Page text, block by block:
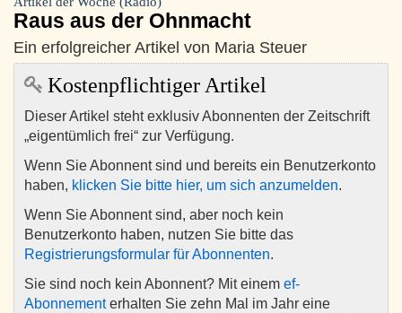
Raus aus der Ohnmacht
Ein erfolgreicher Artikel von Maria Steuer
Kostenpflichtiger Artikel
Dieser Artikel steht exklusiv Abonnenten der Zeitschrift
„eigentümlich frei“ zur Verfügung.
Wenn Sie Abonnent sind und bereits ein Benutzerkonto
haben, klicken Sie bitte hier, um sich anzumelden.
Wenn Sie Abonnent sind, aber noch kein
Benutzerkonto haben, nutzen Sie bitte das
Registrierungsformular für Abonnenten.
Sie sind noch kein Abonnent? Mit einem ef-
Abonnementerhalten Sie zehn Mal im Jahr eine